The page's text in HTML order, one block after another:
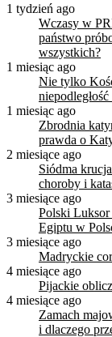
1 tydzień ago
Wczasy w
państwo
wszystkich?
1 miesiąc ago
Nie tylko
1 miesiąc ago
Zbrodnia
prawda o
2 miesiące ago
Siódma
choroby i
3 miesiące ago
Polski Luksor
Egiptu w
3 miesiące ago
Madryckie
4 miesiące ago
Pijackie
4 miesiące ago
Zamach
i dlaczego